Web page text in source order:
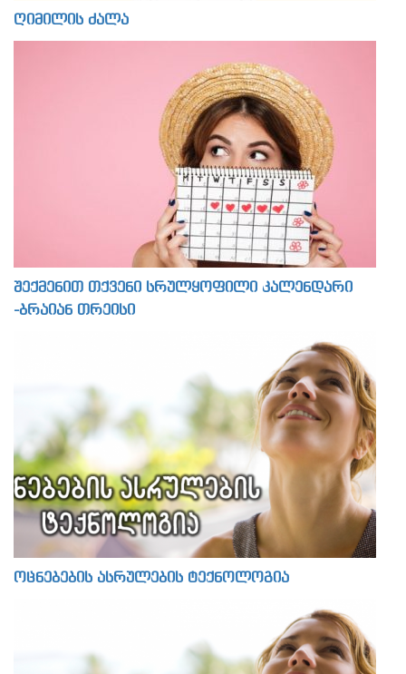
ღიმილის ძალა
შექმენით თქვენი სრულყოფილი კალენდარი
-ბრაიან თრეისი
ოცნებების ასრულების ტექნოლოგია